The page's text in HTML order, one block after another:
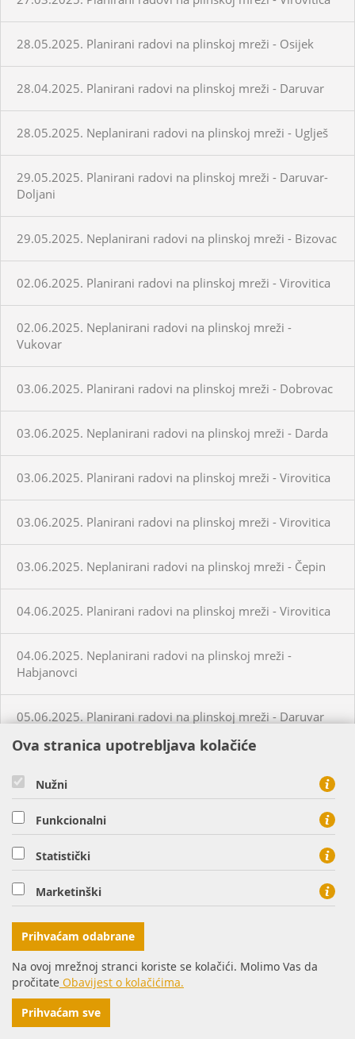
28.05.2025. Planirani radovi na plinskoj mreži - Osijek
28.04.2025. Planirani radovi na plinskoj mreži - Daruvar
28.05.2025. Neplanirani radovi na plinskoj mreži - Uglješ
29.05.2025. Planirani radovi na plinskoj mreži - Daruvar-
Doljani
29.05.2025. Neplanirani radovi na plinskoj mreži - Bizovac
02.06.2025. Planirani radovi na plinskoj mreži - Virovitica
02.06.2025. Neplanirani radovi na plinskoj mreži -
Vukovar
03.06.2025. Planirani radovi na plinskoj mreži - Dobrovac
03.06.2025. Neplanirani radovi na plinskoj mreži - Darda
03.06.2025. Planirani radovi na plinskoj mreži - Virovitica
03.06.2025. Planirani radovi na plinskoj mreži - Virovitica
03.06.2025. Neplanirani radovi na plinskoj mreži - Čepin
04.06.2025. Planirani radovi na plinskoj mreži - Virovitica
04.06.2025. Neplanirani radovi na plinskoj mreži -
Habjanovci
05.06.2025. Planirani radovi na plinskoj mreži - Daruvar
05.06.2025. Planirani radovi na plinskoj mreži - Virovitica
05.06.2025. Neplanirani radovi na plinskoj mreži -
Virovitica
05.06.2025. Neplanirani radovi na plinskoj mreži -
Ordanja
06.06.2025. Planirani radovi na plinskoj mreži - Osijek
Ova stranica upotrebljava kolačiće
Nužni
Funkcionalni
Statistički
Marketinški
Prihvaćam odabrane
Na ovoj mrežnoj stranci koriste se kolačići. Molimo Vas da
pročitate Obavijest o kolačićima.
Prihvaćam sve